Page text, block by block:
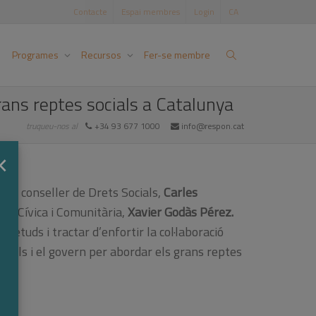
Contacte Espai membres Login CA
Programes Recursos Fer-se membre
reptes socials a Catalunya
truqueu-nos al +34 93 677 1000 info@respon.cat
el conseller de Drets Socials, Carles
Cívica i Comunitària,Xavier Godàs Pérez.
i tractar d’enfortir la col·laboració
i el govern per abordar els grans reptes